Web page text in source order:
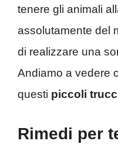
tenere gli animali
assolutamente del
di realizzare una
Andiamo a vedere
questi piccoli
Rimedi per